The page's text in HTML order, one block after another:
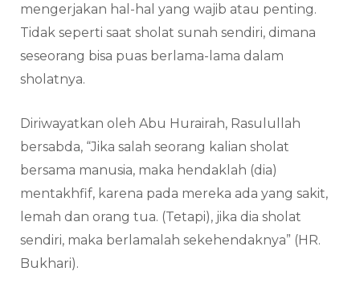
mengerjakan hal-hal yang wajib atau penting.
Tidak seperti saat sholat sunah sendiri, dimana
seseorang bisa puas berlama-lama dalam
sholatnya.
Diriwayatkan oleh Abu Hurairah, Rasulullah
bersabda, “Jika salah seorang kalian sholat
bersama manusia, maka hendaklah (dia)
mentakhfif, karena pada mereka ada yang sakit,
lemah dan orang tua. (Tetapi), jika dia sholat
sendiri, maka berlamalah sekehendaknya” (HR.
Bukhari).